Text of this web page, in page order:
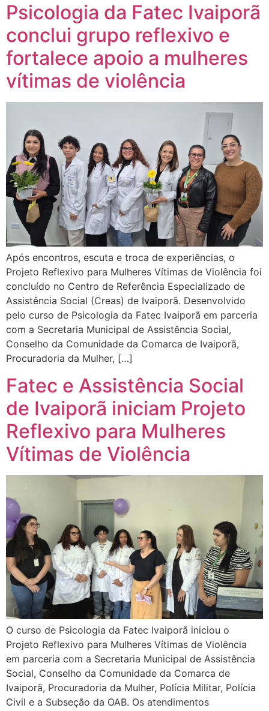
Psicologia da Fatec Ivaiporã
conclui grupo reflexivo e
fortalece apoio a mulheres
vítimas de violência
Após encontros, escuta e troca de experiências, o
Projeto Reflexivo para Mulheres Vítimas de Violência foi
concluído no Centro de Referência Especializado de
Assistência Social (Creas) de Ivaiporã. Desenvolvido
pelo curso de Psicologia da Fatec Ivaiporã em parceria
com a Secretaria Municipal de Assistência Social,
Conselho da Comunidade da Comarca de Ivaiporã,
Procuradoria da Mulher, […]
Fatec e Assistência Social
de Ivaiporã iniciam Projeto
Reflexivo para Mulheres
Vítimas de Violência
O curso de Psicologia da Fatec Ivaiporã iniciou o
Projeto Reflexivo para Mulheres Vítimas de Violência
em parceria com a Secretaria Municipal de Assistência
Social, Conselho da Comunidade da Comarca de
Ivaiporã, Procuradoria da Mulher, Polícia Militar, Polícia
Civil e a Subseção da OAB. Os atendimentos